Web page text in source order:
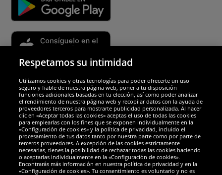
Socios y seguridad
Galardones
Respetamos su intimidad
Utilizamos cookies y otras tecnologías para poder ofrecerte un uso
seguro y fiable de nuestra página web, poner a tu disposición
funciones adicionales basadas en tu elección, así como poder analizar
el rendimiento de nuestra página web y recopilar datos con la ayuda de
proveedores terceros para mostrarte publicidad personalizada. Al hacer
clic en «Aceptar todas las cookies» aceptas el uso de todas las cookies
para emplearlas con los fines que se exponen individualmente en la
«Configuración de cookies» y la política de privacidad, incluido el
procesamiento de tus datos tanto por nuestra parte como por parte de
terceros proveedores. A excepción de las cookies estrictamente
necesarias, tienes la posibilidad de rechazar todas las cookies haciendo
o aceptarlas individualmente en la «Configuración de cookies».
Encontrarás más información en nuestra política de privacidad y en la
«Configuración de cookies». Tu consentimiento es voluntario y no es